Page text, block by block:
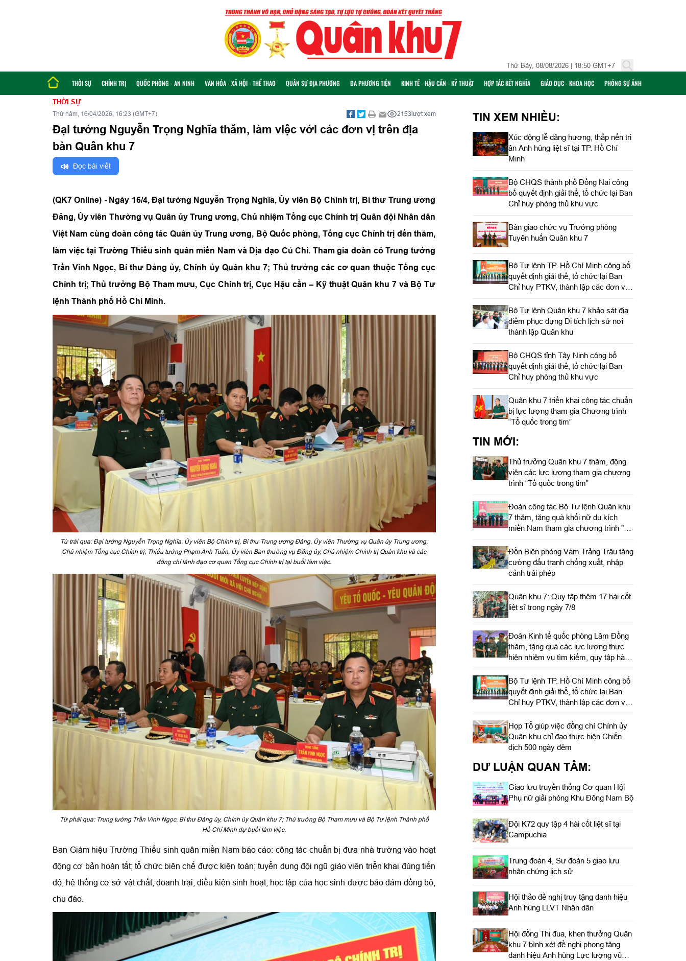
Thứ Bảy, 08/08/2026 | 18:50 GMT+7
THỜI SỰ CHÍNH TRỊ QUỐC PHÒNG - AN NINH VĂN HÓA - XÃ HỘI - THỂ THAO QUÂN SỰ ĐỊA PHƯƠNG ĐA PHƯƠNG TIỆN KINH TẾ - HẬU CẦN - KỸ THUẬT HỢP TÁC KẾT NGHĨA GIÁO DỤC - KHOA HỌC PHÓNG SỰ ẢNH
THỜI SỰ
Thứ năm, 16/04/2026, 16:23 (GMT+7) 2153lượt xem
Đại tướng Nguyễn Trọng Nghĩa thăm, làm việc với các đơn vị trên địa
bàn Quân khu 7
Đọc bài viết
(QK7 Online) - Ngày 16/4, Đại tướng Nguyễn Trọng Nghĩa, Ủy viên Bộ Chính trị, Bí thư Trung ương
Đảng, Ủy viên Thường vụ Quân ủy Trung ương, Chủ nhiệm Tổng cục Chính trị Quân đội Nhân dân
Việt Nam cùng đoàn công tác Quân ủy Trung ương, Bộ Quốc phòng, Tổng cục Chính trị đến thăm,
làm việc tại Trường Thiếu sinh quân miền Nam và Địa đạo Củ Chi. Tham gia đoàn có Trung tướng
Trần Vinh Ngọc, Bí thư Đảng ủy, Chính ủy Quân khu 7; Thủ trưởng các cơ quan thuộc Tổng cục
Chính trị; Thủ trưởng Bộ Tham mưu, Cục Chính trị, Cục Hậu cần – Kỹ thuật Quân khu 7 và Bộ Tư
lệnh Thành phố Hồ Chí Minh.
Từ trái qua: Đại tướng Nguyễn Trọng Nghĩa, Ủy viên Bộ Chính trị, Bí thư Trung ương Đảng, Ủy viên Thường vụ Quân ủy Trung ương,
Chủ nhiệm Tổng cục Chính trị; Thiếu tướng Phạm Anh Tuấn, Ủy viên Ban thường vụ Đảng ủy, Chủ nhiệm Chính trị Quân khu và các
đồng chí lãnh đạo cơ quan Tổng cục Chính trị tại buổi làm việc.
Từ phải qua: Trung tướng Trần Vinh Ngọc, Bí thư Đảng ủy, Chính ủy Quân khu 7; Thủ trưởng Bộ Tham mưu và Bộ Tư lệnh Thành phố
Hồ Chí Minh dự buổi làm việc.
Ban Giám hiệu Trường Thiếu sinh quân miền Nam báo cáo: công tác chuẩn bị đưa nhà trường vào hoạt
động cơ bản hoàn tất; tổ chức biên chế được kiện toàn; tuyển dụng đội ngũ giáo viên triển khai đúng tiến
độ; hệ thống cơ sở vật chất, doanh trại, điều kiện sinh hoạt, học tập của học sinh được bảo đảm đồng bộ,
chu đáo.
TIN XEM NHIỀU:
Xúc động lễ dâng hương, thắp nến tri
ân Anh hùng liệt sĩ tại TP. Hồ Chí
Minh
Bộ CHQS thành phố Đồng Nai công
bố quyết định giải thể, tổ chức lại Ban
Chỉ huy phòng thủ khu vực
Bàn giao chức vụ Trưởng phòng
Tuyên huấn Quân khu 7
Bộ Tư lệnh TP. Hồ Chí Minh công bố
quyết định giải thể, tổ chức lại Ban
Chỉ huy PTKV, thành lập các đơn vị
trực thuộc
Bộ Tư lệnh Quân khu 7 khảo sát địa
điểm phục dựng Di tích lịch sử nơi
thành lập Quân khu
Bộ CHQS tỉnh Tây Ninh công bố
quyết định giải thể, tổ chức lại Ban
Chỉ huy phòng thủ khu vực
Quân khu 7 triển khai công tác chuẩn
bị lực lượng tham gia Chương trình
“Tổ quốc trong tim”
TIN MỚI:
Thủ trưởng Quân khu 7 thăm, động
viên các lực lượng tham gia chương
trình “Tổ quốc trong tim”
Đoàn công tác Bộ Tư lệnh Quân khu
7 thăm, tặng quà khối nữ du kích
miền Nam tham gia chương trình "Tổ
quốc trong tim"
Đồn Biên phòng Vàm Trảng Trâu tăng
cường đấu tranh chống xuất, nhập
cảnh trái phép
Quân khu 7: Quy tập thêm 17 hài cốt
liệt sĩ trong ngày 7/8
Đoàn Kinh tế quốc phòng Lâm Đồng
thăm, tặng quà các lực lượng thực
hiện nhiệm vụ tìm kiếm, quy tập hài
cốt liệt sĩ
Bộ Tư lệnh TP. Hồ Chí Minh công bố
quyết định giải thể, tổ chức lại Ban
Chỉ huy PTKV, thành lập các đơn vị
trực thuộc
Họp Tổ giúp việc đồng chí Chính ủy
Quân khu chỉ đạo thực hiện Chiến
dịch 500 ngày đêm
DƯ LUẬN QUAN TÂM:
Giao lưu truyền thống Cơ quan Hội
Phụ nữ giải phóng Khu Đông Nam Bộ
Đội K72 quy tập 4 hài cốt liệt sĩ tại
Campuchia
Trung đoàn 4, Sư đoàn 5 giao lưu
nhân chứng lịch sử
Hội thảo đề nghị truy tặng danh hiệu
Anh hùng LLVT Nhân dân
Hội đồng Thi đua, khen thưởng Quân
khu 7 bình xét đề nghị phong tặng
danh hiệu Anh hùng Lực lượng vũ